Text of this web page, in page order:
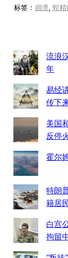
标签： 崩溃, 蛇
流浪
年
易经
传下
美国
反停
霍尔
特朗
籍居
白宫
拘留